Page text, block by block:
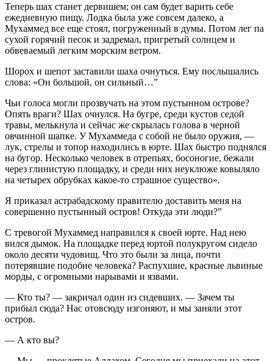
Теперь шах станет дервишем; он сам будет варить себе
ежедневную пищу. Лодка была уже совсем далеко, а
Мухаммед все еще стоял, погруженный в думы. Потом лег па
сухой горячий песок и задремал, пригретый солнцем и
обвеваемый легким морским ветром.
Шорох и шепот заставили шаха очнуться. Ему послышались
слова: «Он большой, он сильный…”
Чьи голоса могли прозвучать на этом пустынном острове?
Опять враги? Шах очнулся. На бугре, среди кустов седой
травы, мелькнула и сейчас же скрылась голова в черной
овчинной шапке. У Мухаммеда с собой не было оружия, —
лук, стрелы и топор находились в юрте. Шах быстро поднялся
на бугор. Несколько человек в отрепьях, босоногие, бежали
через глинистую площадку, и среди них неуклюже ковыляло
на четырех обрубках какое-то страшное существо».
Я приказал астрабадскому правителю доставить меня на
совершенно пустынный остров! Откуда эти люди?”
С тревогой Мухаммед направился к своей юрте. Над нею
вился дымок. На площадке перед юртой полукругом сидело
около десяти чудовищ. Что это были за лица, почти
потерявшие подобие человека? Распухшие, красные львиные
морды, с огромными нарывами и язвами.
— Кто ты? — закричал один из сидевших. — Зачем ты
прибыл сюда? Нас отовсюду изгоняют, и мы заняли этот
остров.
— А кто вы?